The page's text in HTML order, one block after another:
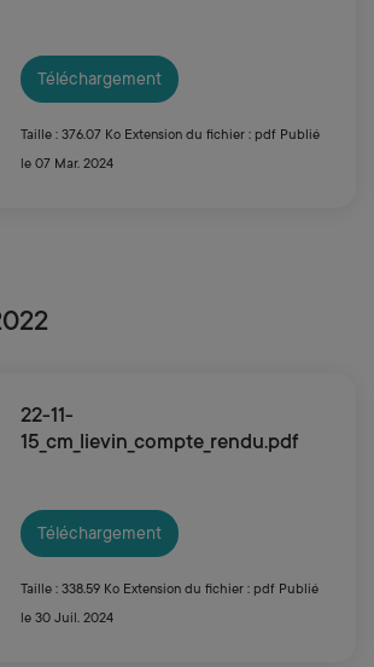
Téléchargement
Taille : 376.07 Ko Extension du fichier : pdf Publié
le 07 Mar. 2024
22-11-
15_cm_lievin_compte_rendu.pdf
Téléchargement
Taille : 338.59 Ko Extension du fichier : pdf Publié
le 30 Juil. 2024